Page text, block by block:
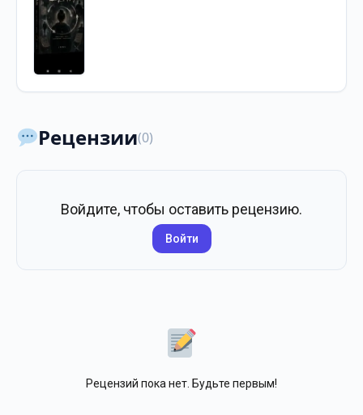
Рецензии(0)
Войдите, чтобы оставить рецензию.
Войти
Рецензий пока нет. Будьте первым!